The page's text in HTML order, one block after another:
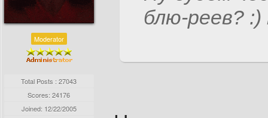
Moderator
Total Posts : 27043
Scores: 24176
Joined: 12/22/2005
блю-реев?